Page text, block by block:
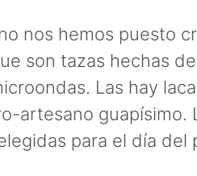
nos hemos puesto
son tazas hechas
Las hay
artesano
para el día del